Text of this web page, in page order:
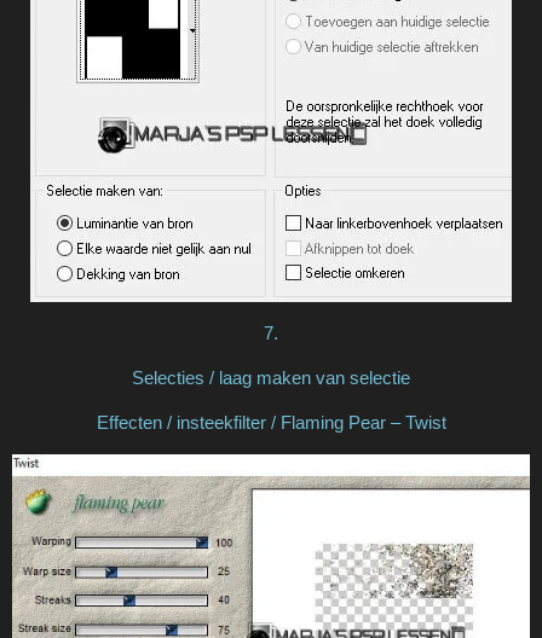
7.
Selecties / laag maken van selectie
Effecten / insteekfilter / Flaming Pear – Twist